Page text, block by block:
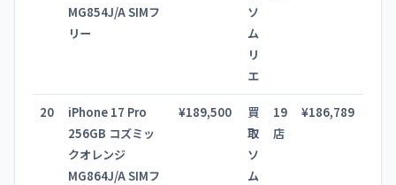
MG854J/A SIMフ
リー
ソ
ム
リ
エ
20
iPhone 17 Pro
256GB コズミッ
クオレンジ
MG864J/A SIMフ
¥189,500
買
取
ソ
ム
19
店
¥186,789